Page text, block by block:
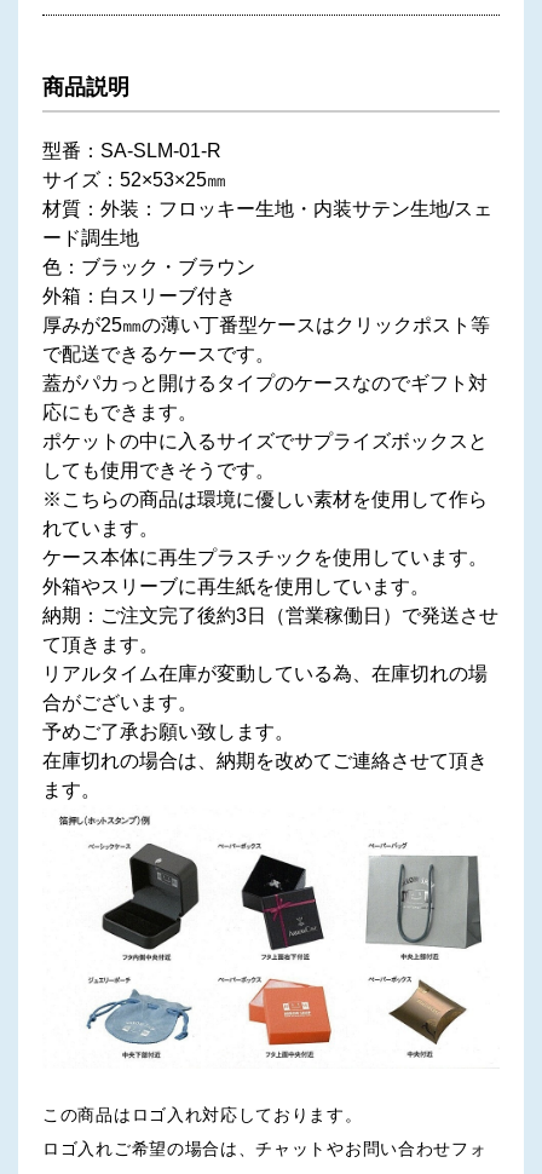
商品説明
型番：SA-SLM-01-R
サイズ：‎52×53×25㎜
材質：外装：フロッキー生地・内装サテン生地/スェ
ード調生地
色：ブラック・ブラウン
外箱：白スリーブ付き
厚みが25㎜の薄い丁番型ケースはクリックポスト等
で配送できるケースです。
蓋がパカっと開けるタイプのケースなのでギフト対
応にもできます。
ポケットの中に入るサイズでサプライズボックスと
しても使用できそうです。
※こちらの商品は環境に優しい素材を使用して作ら
れています。
ケース本体に再生プラスチックを使用しています。
外箱やスリーブに再生紙を使用しています。
納期：ご注文完了後約3日（営業稼働日）で発送させ
て頂きます。
リアルタイム在庫が変動している為、在庫切れの場
合がございます。
予めご了承お願い致します。
在庫切れの場合は、納期を改めてご連絡させて頂き
ます。
この商品はロゴ入れ対応しております。
ロゴ入れご希望の場合は、チャットやお問い合わせフォ